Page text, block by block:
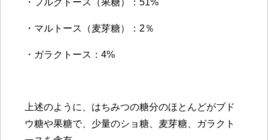
・マルトース（麦芽糖）：2％
・ガラクトース：4%
上述のように、はちみつの糖分のほとんどがブド
ウ糖や果糖で、少量のショ糖、麦芽糖、ガラクト